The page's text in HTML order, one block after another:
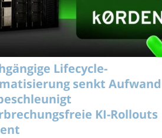
Lifecycle-
senkt Aufwand
KI-Rollouts